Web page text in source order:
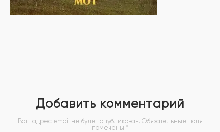
Добавить комментарий
Ваш адрес email не будет опубликован. Обязательные поля
помечены *